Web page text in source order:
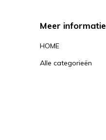
Meer informatie
HOME
Alle categorieën